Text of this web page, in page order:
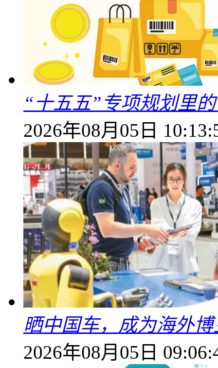
“十五五”专项规划里
2026年08月05日
晒中国车，成为海外
2026年08月05日